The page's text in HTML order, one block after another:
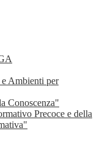
Ambienti per
Conoscenza"
Precoce e della